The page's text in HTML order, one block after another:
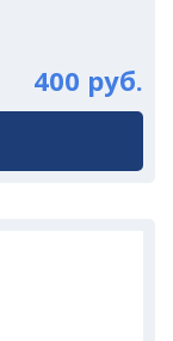
400 руб.